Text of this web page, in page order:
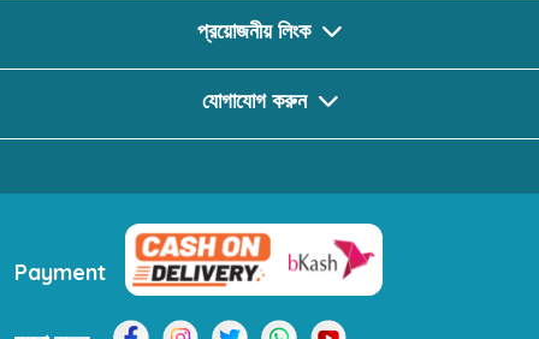
প্রয়োজনীয় লিংক
যোগাযোগ করুন
Payment